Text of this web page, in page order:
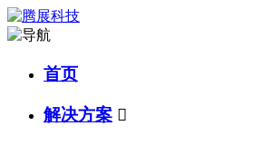
首页
解决方案 